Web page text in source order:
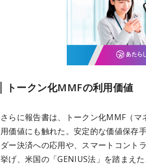
トークン化MMFの利用価値
さらに報告書は、トークン化MMF（
用価値にも触れた。安定的な価値保存
ダー決済への応用や、スマートコント
挙げ、米国の「GENIUS法」を踏まえ